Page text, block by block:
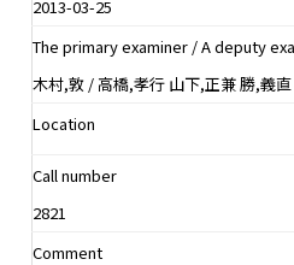
2013-03-25
The primary examiner / A deputy
木村,敦 / 高橋,孝行 山下,正兼 勝,義直
Location
Call number
2821
Comment